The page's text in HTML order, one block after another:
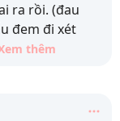
ra rồi. (đau
đem đi xét
thêm